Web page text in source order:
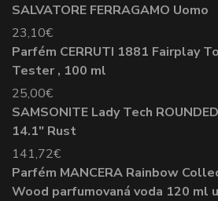
SALVATORE FERRAGAMO Uomo
23,10€
Parfém CERRUTI 1881 Fairplay
Tester , 100 ml
25,00€
SAMSONITE Lady Tech
14.1" Rust
141,72€
Parfém MANCERA Rainbow
Wood parfumovaná voda 120 ml